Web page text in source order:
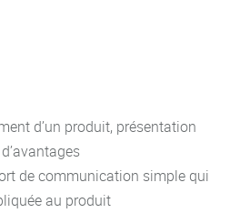
d’un produit, présentation
de communication simple qui
au produit